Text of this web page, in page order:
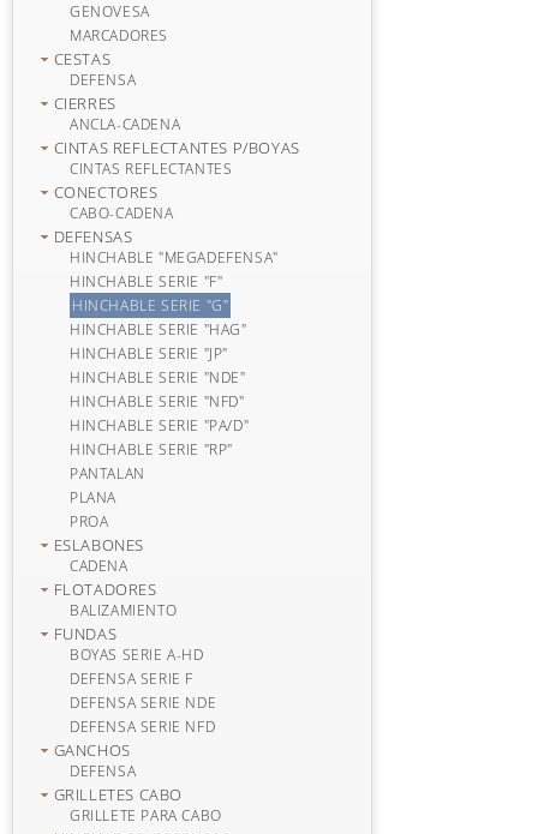
GENOVESA
MARCADORES
CESTAS
DEFENSA
CIERRES
ANCLA-CADENA
CINTAS REFLECTANTES P/BOYAS
CINTAS REFLECTANTES
CONECTORES
CABO-CADENA
DEFENSAS
HINCHABLE "MEGADEFENSA"
HINCHABLE SERIE "F"
HINCHABLE SERIE "G"
HINCHABLE SERIE "HAG"
HINCHABLE SERIE "JP"
HINCHABLE SERIE "NDE"
HINCHABLE SERIE "NFD"
HINCHABLE SERIE "PA/D"
HINCHABLE SERIE "RP"
PANTALAN
PLANA
PROA
ESLABONES
CADENA
FLOTADORES
BALIZAMIENTO
FUNDAS
BOYAS SERIE A-HD
DEFENSA SERIE F
DEFENSA SERIE NDE
DEFENSA SERIE NFD
GANCHOS
DEFENSA
GRILLETES CABO
GRILLETE PARA CABO